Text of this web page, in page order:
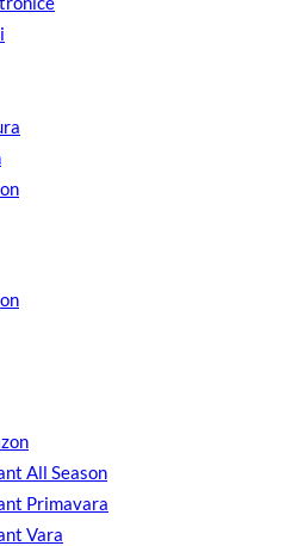
All Season
Primavara
Vara